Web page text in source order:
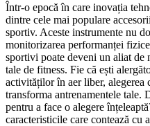
Într-o epocă în care inovația
dintre cele mai populare
sportiv. Aceste instrumente nu
monitorizarea performanței
sportivi poate deveni un aliat de
tale de fitness. Fie că ești
activităților în aer liber, alegerea
transforma antrenamentele tale.
pentru a face o alegere
caracteristicile care contează cu